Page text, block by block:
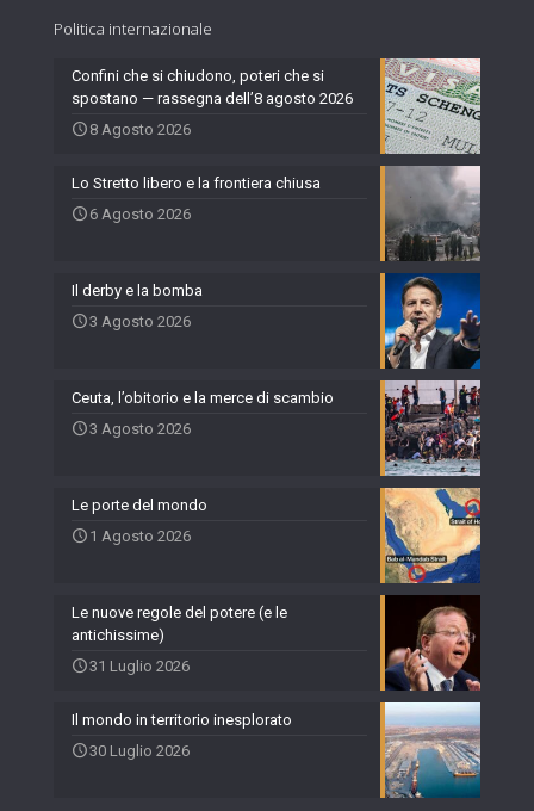
Politica internazionale
Confini che si chiudono, poteri che si
spostano — rassegna dell’8 agosto 2026
8 Agosto 2026
Lo Stretto libero e la frontiera chiusa
6 Agosto 2026
Il derby e la bomba
3 Agosto 2026
Ceuta, l’obitorio e la merce di scambio
3 Agosto 2026
Le porte del mondo
1 Agosto 2026
Le nuove regole del potere (e le
antichissime)
31 Luglio 2026
Il mondo in territorio inesplorato
30 Luglio 2026